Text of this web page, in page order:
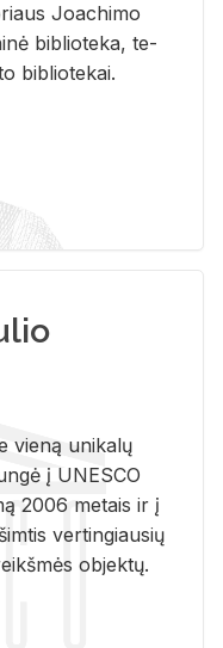
Jo­a­chi­mo
bi­b­lio­te­ka, te­
bi­b­lio­te­kai.
vieną unikalų
į UNESCO
2006 metais ir į
vertingiausių
objektų.